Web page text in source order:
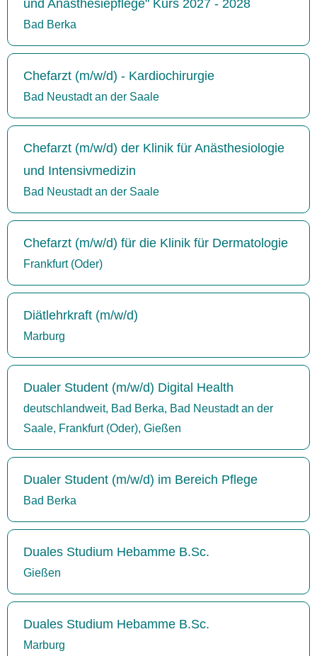
und Anästhesiepflege" Kurs 2027 - 2028
Bad Berka
Chefarzt (m/w/d) - Kardiochirurgie
Bad Neustadt an der Saale
Chefarzt (m/w/d) der Klinik für Anästhesiologie
und Intensivmedizin
Bad Neustadt an der Saale
Chefarzt (m/w/d) für die Klinik für Dermatologie
Frankfurt (Oder)
Diätlehrkraft (m/w/d)
Marburg
Dualer Student (m/w/d) Digital Health
deutschlandweit, Bad Berka, Bad Neustadt an der
Saale, Frankfurt (Oder), Gießen
Dualer Student (m/w/d) im Bereich Pflege
Bad Berka
Duales Studium Hebamme B.Sc.
Gießen
Duales Studium Hebamme B.Sc.
Marburg